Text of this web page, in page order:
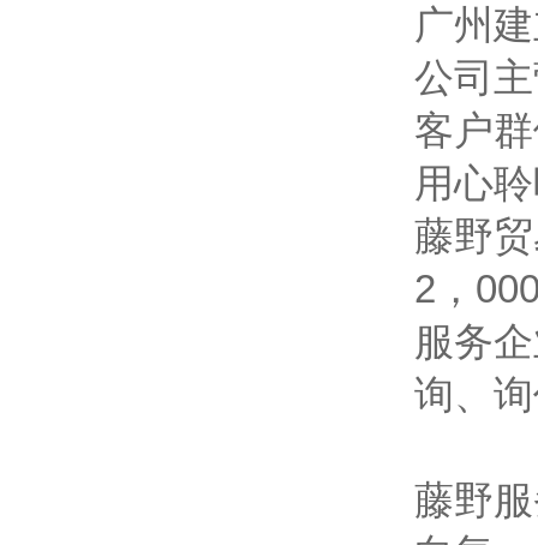
广州
公司
客户
用心
藤野
2，
服务
询、
藤野